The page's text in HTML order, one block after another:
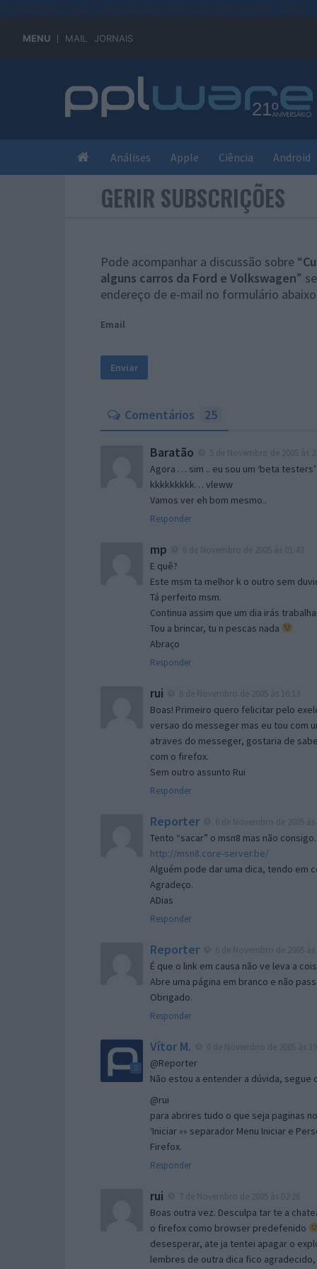
MENU MAIL JORNAIS
Análises Apple Ciência Android
GERIR SUBSCRIÇÕES
Pode acompanhar a discussão sobre “
alguns carros da Ford e Volkswagen”
endereço de e-mail no formulário abaixo.
Email
Comentários 25
Baratão
Agora … sim .. eu sou um ‘beta testers’
kkkkkkkkk… vleww
Vamos ver eh bom mesmo..
Responder
mp
E quê?
Este msm ta melhor k o outro sem
Tá perfeito msm.
Continua assim que um dia irás
Tou a brincar, tu n pescas nada
Abraço
Responder
rui
Boas! Primeiro quero felicitar pelo
versao do messeger mas eu tou com
atraves do messeger, gostaria de
com o firefox.
Sem outro assunto Rui
Responder
Reporter
Tento “sacar” o msn8 mas não
http://msn8.core-server.be/
Alguém pode dar uma dica, tendo em
Agradeço.
ADias
Responder
Reporter
É que o link em causa não ve leva a
Abre uma página em branco e não
Obrigado.
Responder
Vítor M.
@Reporter
Não estou a entender a dúvida,
@rui
para abrires tudo o que seja paginas
‘Iniciar »» separador Menu Iniciar e
Firefox.
Responder
rui
Boas outra vez. Desculpa tar te a
o firefox como browser predefenido
desesperar, ate ja tentei apagar o
lembres de outra dica fico